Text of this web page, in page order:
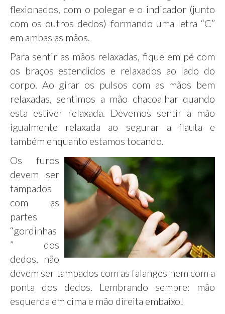
flexionados, com o polegar e o indicador (junto
com os outros dedos) formando uma letra “C”
em ambas as mãos.
Para sentir as mãos relaxadas, fique em pé com
os braços estendidos e relaxados ao lado do
corpo. Ao girar os pulsos com as mãos bem
relaxadas, sentimos a mão chacoalhar quando
esta estiver relaxada. Devemos sentir a mão
igualmente relaxada ao segurar a flauta e
também enquanto estamos tocando.
Os furos
devem ser
tampados
com as
partes
“gordinhas
” dos
dedos, não
devem ser tampados com as falanges nem com a
ponta dos dedos. Lembrando sempre: mão
esquerda em cima e mão direita embaixo!